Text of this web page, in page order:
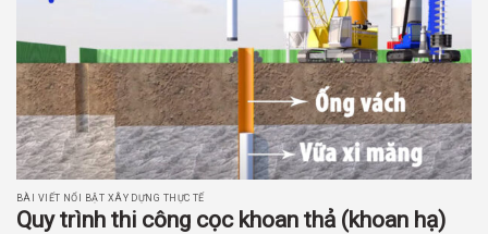
BÀI VIẾT NỔI BẬT XÂY DỰNG THỰC TẾ
Quy trình thi công cọc khoan thả (khoan hạ)